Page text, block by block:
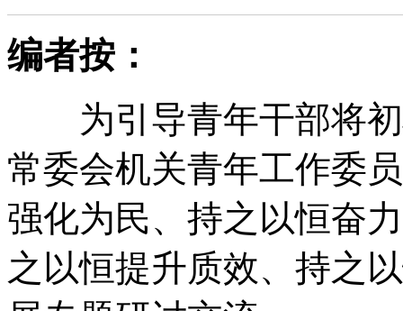
编者按：
为引导青年干部将初
常委会机关青年工作委
强化为民、持之以恒奋
之以恒提升质效、持之